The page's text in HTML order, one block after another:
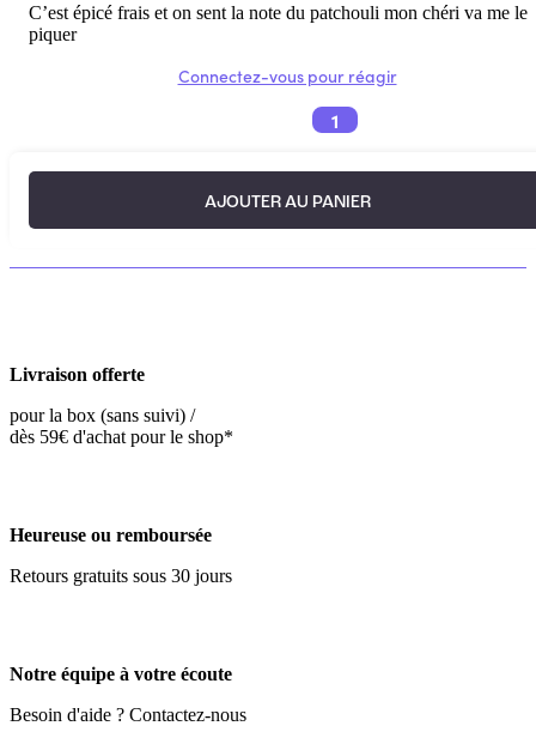
C’est épicé frais et on sent la note du patchouli mon chéri va me le
piquer
Connectez-vous pour réagir
1
AJOUTER AU PANIER
Livraison offerte
pour la box (sans suivi) /
dès 59€ d'achat pour le shop*
Heureuse ou remboursée
Retours gratuits sous 30 jours
Notre équipe à votre écoute
Besoin d'aide ? Contactez-nous